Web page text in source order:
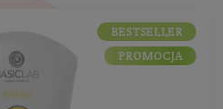
BESTSELLER
PROMOCJA